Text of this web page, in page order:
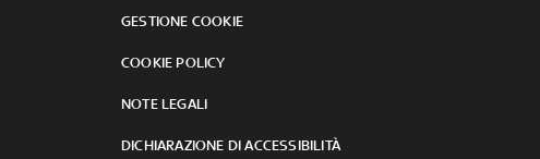
GESTIONE COOKIE
COOKIE POLICY
NOTE LEGALI
DICHIARAZIONE DI ACCESSIBILITÀ